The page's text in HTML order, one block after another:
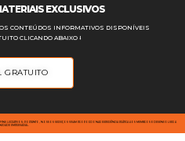
EXCLUSIVOS
CONTEÚDOS INFORMATIVOS DISPONÍVEIS
CLICANDO ABAIXO ⭣
GRATUITO
LUCRATIVOS; PORTANTO, NOSSOS SERVIÇOS VISAM PROPORCIONAR EXPERIÊNCIA PRÁTICA AOS MEMBROS E DESENVOLVER A
EMPRESARIAL.